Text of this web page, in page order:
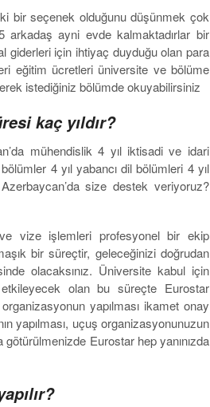
bir seçenek olduğunu düşünmek çok
arkadaş ayni evde kalmaktadırlar bir
giderleri için ihtiyaç duyduğu olan para
eğitim ücretleri üniversite ve bölüme
istediğiniz bölümde okuyabilirsiniz
kaç yıldır?
mühendislik 4 yıl iktisadi ve idari
4 yıl yabancı dil bölümleri 4 yıl
size destek veriyoruz?
vize işlemleri profesyonel bir ekip
bir süreçtir, geleceğinizi doğrudan
olacaksınız. Üniversite kabul için
etkileyecek olan bu süreçte Eurostar
yapılması ikamet onay
yapılması, uçuş organizasyonunuzun
Eurostar hep yanınızda